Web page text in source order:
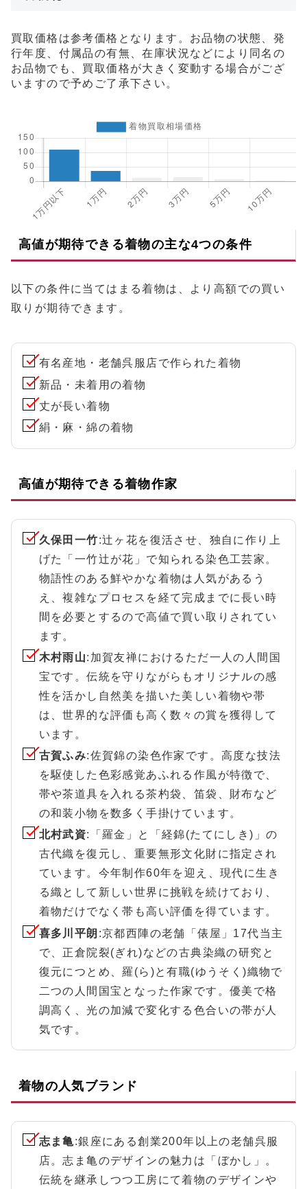
買取価格は参考価格となります。お品物の状態、発
行年度、付属品の有無、在庫状況などにより同名の
お品物でも、買取価格が大きく変動する場合がござ
いますので予めご了承下さい。
高値が期待できる着物の主な4つの条件
以下の条件に当てはまる着物は、より高額での買い
取りが期待できます。
有名産地・老舗呉服店で作られた着物
新品・未着用の着物
丈が長い着物
絹・麻・綿の着物
高値が期待できる着物作家
久保田一竹:辻ヶ花を復活させ、独自に作り上
げた「一竹辻が花」で知られる染色工芸家。
物語性のある鮮やかな着物は人気があるう
え、複雑なプロセスを経て完成までに長い時
間を必要とするので高値で買い取りされてい
ます。
木村雨山:加賀友禅におけるただ一人の人間国
宝です。伝統を守りながらもオリジナルの感
性を活かし自然美を描いた美しい着物や帯
は、世界的な評価も高く数々の賞を獲得して
います。
古賀ふみ:佐賀錦の染色作家です。高度な技法
を駆使した色彩感覚あふれる作風が特徴で、
帯や茶道具を入れる茶杓袋、笛袋、財布など
の和装小物を数多く手掛けています。
北村武資:「羅金」と「経錦(たてにしき)」の
古代織を復元し、重要無形文化財に指定され
ています。今年制作60年を迎え、現代に生き
る織として新しい世界に挑戦を続けており、
着物だけでなく帯も高い評価を得ています。
喜多川平朗 :京都西陣の老舗「俵屋」17代当主
で、正倉院裂(ぎれ)などの古典染織の研究と
復元につとめ、羅(ら)と有職(ゆうそく)織物で
二つの人間国宝となった作家です。優美で格
調高く、光の加減で変化する色合いの帯が人
気です。
着物の人気ブランド
志ま亀:銀座にある創業200年以上の老舗呉服
店。志ま亀のデザインの魅力は「ぼかし」。
伝統を継承しつつ工房にて着物のデザインや